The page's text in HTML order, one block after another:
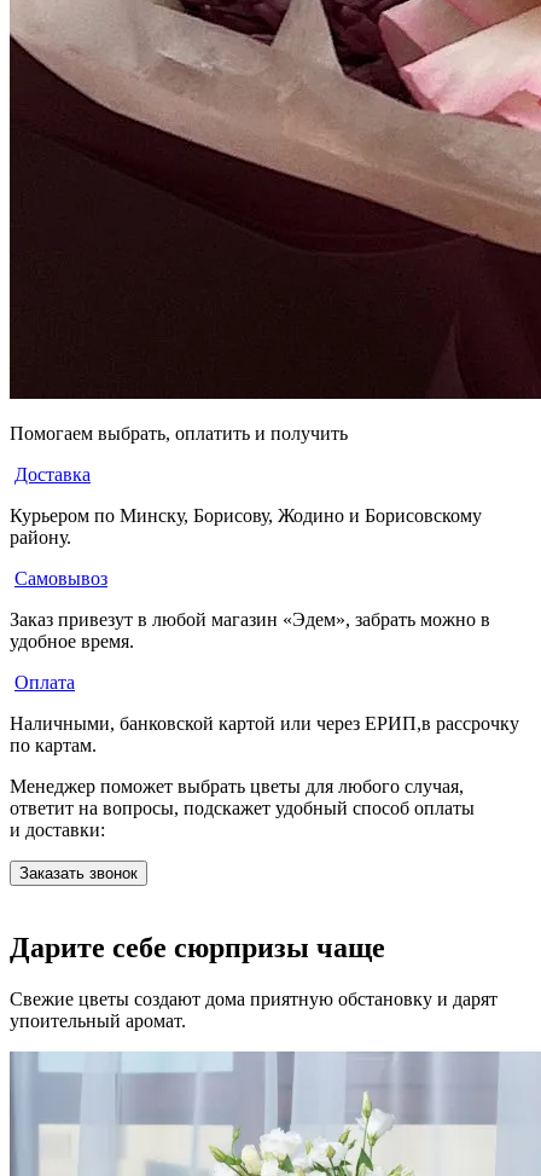
Помогаем выбрать, оплатить и получить
Доставка
Курьером по Минску, Борисову, Жодино и Борисовскому
району.
Самовывоз
Заказ привезут в любой магазин «Эдем», забрать можно в
удобное время.
Оплата
Наличными, банковской картой или через ЕРИП,в рассрочку
по картам.
Менеджер поможет выбрать цветы для любого случая,
ответит на вопросы, подскажет удобный способ оплаты
и доставки:
Заказать звонок
Дарите себе сюрпризы чаще
Свежие цветы создают дома приятную обстановку и дарят
упоительный аромат.